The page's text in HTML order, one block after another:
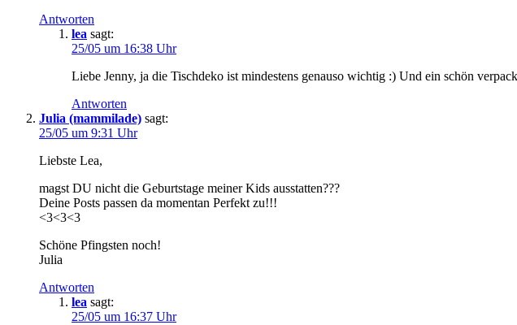
Antworten
lea sagt:
25/05 um 16:38 Uhr
Liebe Jenny, ja die Tischdeko ist mindestens genauso wichtig :) Und ein schön
Antworten
Julia (mammilade) sagt:
25/05 um 9:31 Uhr
Liebste Lea,
magst DU nicht die Geburtstage meiner Kids ausstatten???
Deine Posts passen da momentan Perfekt zu!!!
<3<3<3
Schöne Pfingsten noch!
Julia
Antworten
lea sagt:
25/05 um 16:37 Uhr